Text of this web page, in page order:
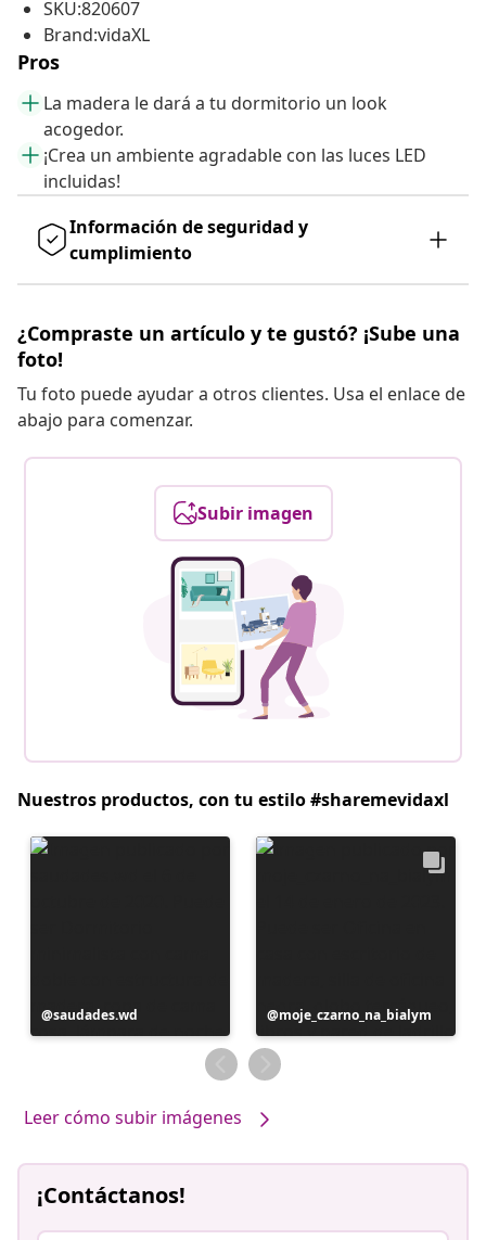
SKU:820607
Brand:vidaXL
Pros
La madera le dará a tu dormitorio un look
acogedor.
¡Crea un ambiente agradable con las luces LED
incluidas!
Información de seguridad y
cumplimiento
¿Compraste un artículo y te gustó? ¡Sube una
foto!
Tu foto puede ayudar a otros clientes. Usa el enlace de
abajo para comenzar.
Subir imagen
Nuestros productos, con tu estilo #sharemevidaxl
Publicación
realizada
saudades.wd
Publicación
realizada
por
moje_czarno_na_bialym
Leer cómo subir imágenes
¡Contáctanos!